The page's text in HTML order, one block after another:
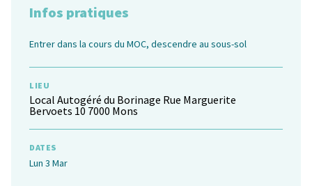
Infos pratiques
Entrer dans la cours du MOC, descendre au sous-sol
LIEU
Local Autogéré du Borinage Rue Marguerite
Bervoets 10 7000 Mons
DATES
Lun 3 Mar